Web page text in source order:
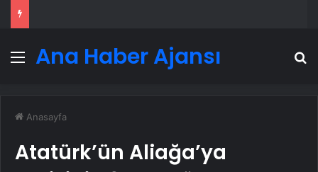
Menü
Ana Haber Ajansı
Anasayfa
Atatürk’ün Aliağa’ya